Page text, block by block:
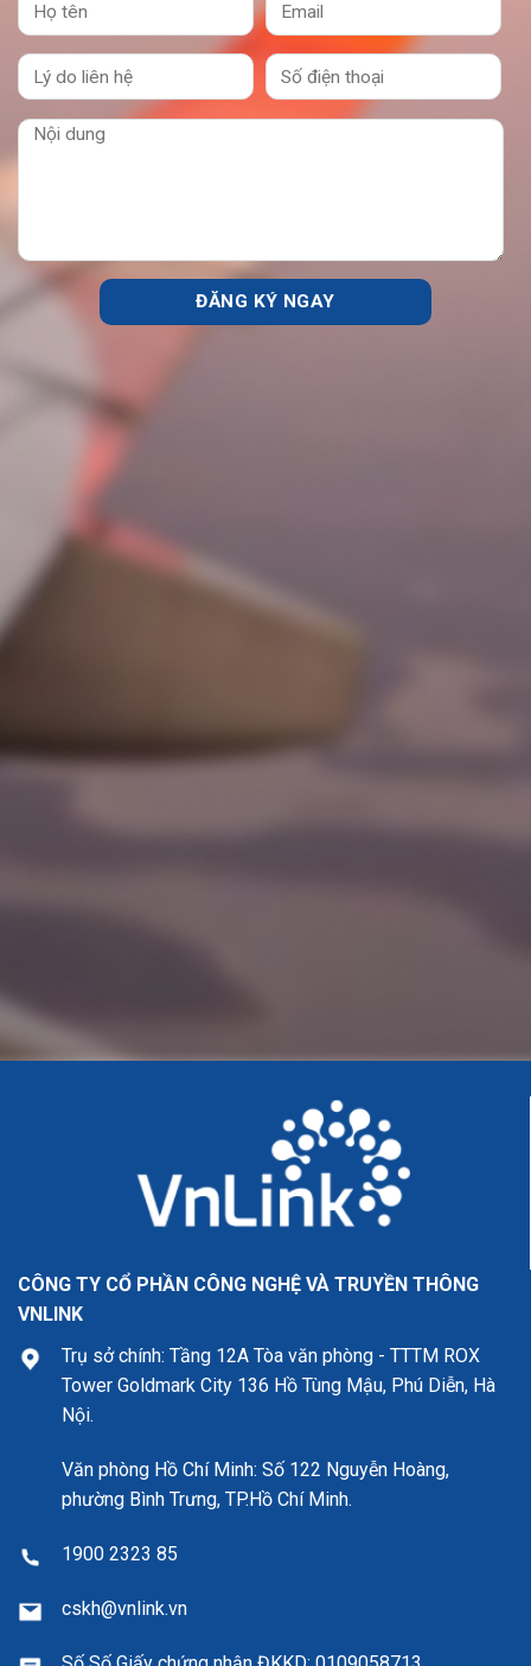
CÔNG TY CỔ PHẦN CÔNG NGHỆ VÀ TRUYỀN THÔNG
VNLINK
Trụ sở chính: Tầng 12A Tòa văn phòng - TTTM ROX
Tower Goldmark City 136 Hồ Tùng Mậu, Phú Diễn, Hà
Nội.
Văn phòng Hồ Chí Minh: Số 122 Nguyễn Hoàng,
phường Bình Trưng, TP.Hồ Chí Minh.
1900 2323 85
cskh@vnlink.vn